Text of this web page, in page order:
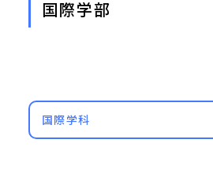
国際学部
国際学科